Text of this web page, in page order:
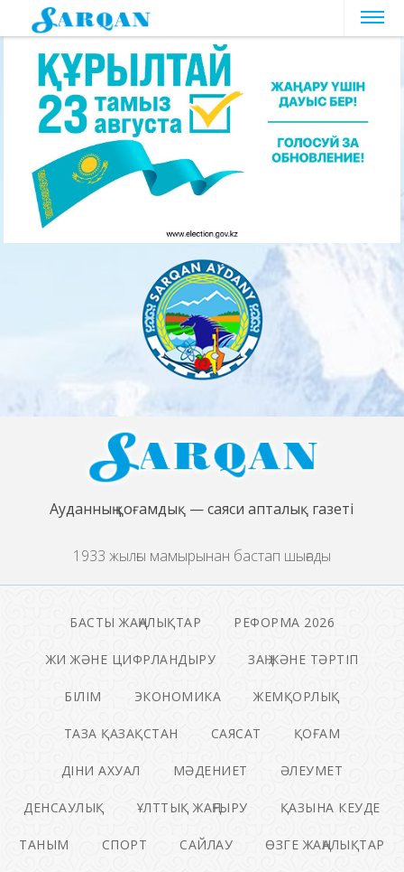
Ауданның қоғамдық — саяси апталық газеті
1933 жылғы мамырынан бастап шығады
БАСТЫ ЖАҢАЛЫҚТАР РЕФОРМА 2026
ЖИ ЖӘНЕ ЦИФРЛАНДЫРУ ЗАҢ ЖӘНЕ ТӘРТІП
БІЛІМ ЭКОНОМИКА ЖЕМҚОРЛЫҚ
ТАЗА ҚАЗАҚСТАН САЯСАТ ҚОҒАМ
ДІНИ АХУАЛ МӘДЕНИЕТ ӘЛЕУМЕТ
ДЕНСАУЛЫҚ ҰЛТТЫҚ ЖАҢҒЫРУ ҚАЗЫНА КЕУДЕ
ТАНЫМ СПОРТ САЙЛАУ ӨЗГЕ ЖАҢАЛЫҚТАР